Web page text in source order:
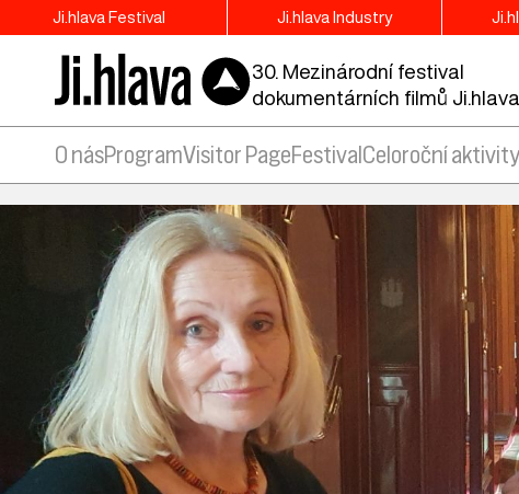
Ji.hlava Festival Ji.hlava Industry
30. Mezinárodní festival
dokumentárních filmů Ji.hlava
O násProgramVisitor PageFestival Celoroční aktivity